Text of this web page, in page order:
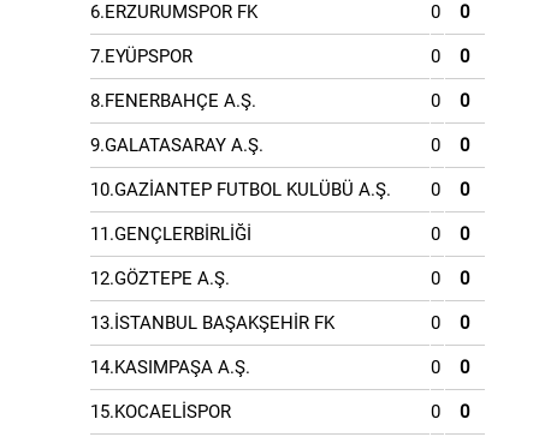
6.ERZURUMSPOR FK 0 0
7.EYÜPSPOR 0 0
8.FENERBAHÇE A.Ş. 0 0
9.GALATASARAY A.Ş. 0 0
10.GAZİANTEP FUTBOL KULÜBÜ A.Ş. 0 0
11.GENÇLERBİRLİĞİ 0 0
12.GÖZTEPE A.Ş. 0 0
13.İSTANBUL BAŞAKŞEHİR FK 0 0
14.KASIMPAŞA A.Ş. 0 0
15.KOCAELİSPOR 0 0